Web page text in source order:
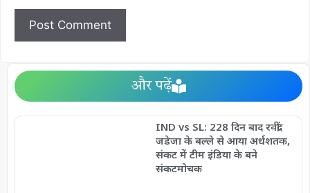
और पढ़ें
IND vs SL: 228 दिन बाद रवींद्र
जडेजा के बल्ले से आया अर्धशतक,
संकट में टीम इंडिया के बने
संकटमोचक